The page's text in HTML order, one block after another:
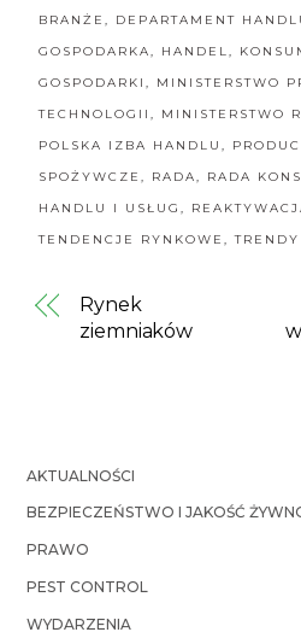
BRANŻE, DEPARTAMENT
GOSPODARKA, HANDEL,
GOSPODARKI, MINISTERSTWO
TECHNOLOGII, MINISTERSTWO
POLSKA IZBA HANDLU,
SPOŻYWCZE, RADA, RADA
HANDLU I USŁUG,
TENDENCJE RYNKOWE,
Rynek
ziemniaków
AKTUALNOŚCI
BEZPIECZEŃSTWO I JAKOŚĆ
PRAWO
PEST CONTROL
WYDARZENIA